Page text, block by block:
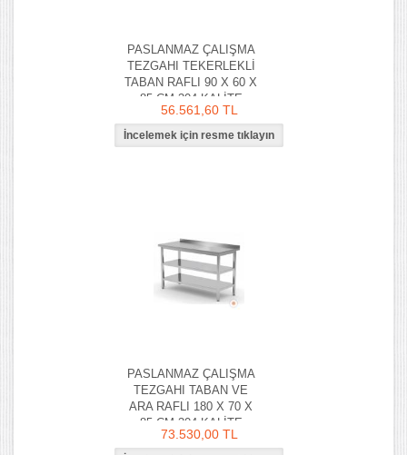
PASLANMAZ ÇALIŞMA
TEZGAHI TEKERLEKLİ
TABAN RAFLI 90 X 60 X
85 CM 304 KALİTE
56.561,60 TL
PASLANMAZ ÇALIŞMA
TEZGAHI TABAN VE
ARA RAFLI 180 X 70 X
85 CM 304 KALİTE
73.530,00 TL